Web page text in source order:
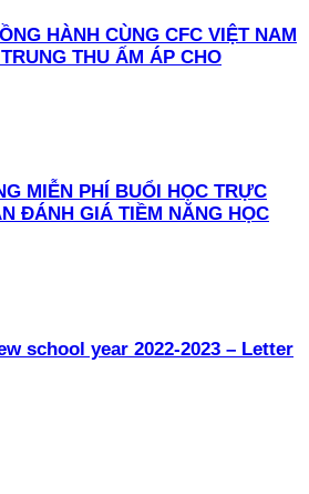
HÀNH CÙNG CFC VIỆT NAM
THU ẤM ÁP CHO
MIỄN PHÍ BUỔI HỌC TRỰC
ĐÁNH GIÁ TIỀM NĂNG HỌC
school year 2022-2023 – Letter